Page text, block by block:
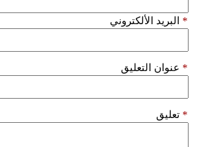
البريد الألكتروني *
عنوان التعليق *
تعليق *